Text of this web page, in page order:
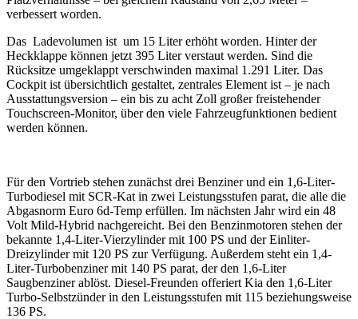
verbessert worden.
Das Ladevolumen ist um 15 Liter erhöht worden. Hinter der
Heckklappe können jetzt 395 Liter verstaut werden. Sind die
Rücksitze umgeklappt verschwinden maximal 1.291 Liter. Das
Cockpit ist übersichtlich gestaltet, zentrales Element ist – je nach
Ausstattungsversion – ein bis zu acht Zoll großer freistehender
Touchscreen-Monitor, über den viele Fahrzeugfunktionen bedient
werden können.
Für den Vortrieb stehen zunächst drei Benziner und ein 1,6-Liter-
Turbodiesel mit SCR-Kat in zwei Leistungsstufen parat, die alle die
Abgasnorm Euro 6d-Temp erfüllen. Im nächsten Jahr wird ein 48
Volt Mild-Hybrid nachgereicht. Bei den Benzinmotoren stehen der
bekannte 1,4-Liter-Vierzylinder mit 100 PS und der Einliter-
Dreizylinder mit 120 PS zur Verfügung. Außerdem steht ein 1,4-
Liter-Turbobenziner mit 140 PS parat, der den 1,6-Liter
Saugbenziner ablöst. Diesel-Freunden offeriert Kia den 1,6-Liter
Turbo-Selbstzünder in den Leistungsstufen mit 115 beziehungsweise
136 PS.